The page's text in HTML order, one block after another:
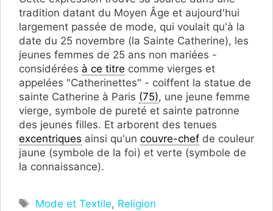
tradition datant du Moyen Âge et aujourd'hui
largement passée de mode, qui voulait qu'à la
date du 25 novembre (la Sainte Catherine), les
jeunes femmes de 25 ans non mariées -
considérées à ce titre comme vierges et
appelées "Catherinettes" - coiffent la statue de
sainte Catherine à Paris (75), une jeune femme
vierge, symbole de pureté et sainte patronne
des jeunes filles. Et arborent des tenues
excentriques ainsi qu'un couvre-chef de couleur
jaune (symbole de la foi) et verte (symbole de
la connaissance).
Étiquettes
Mode et Textile, Religion